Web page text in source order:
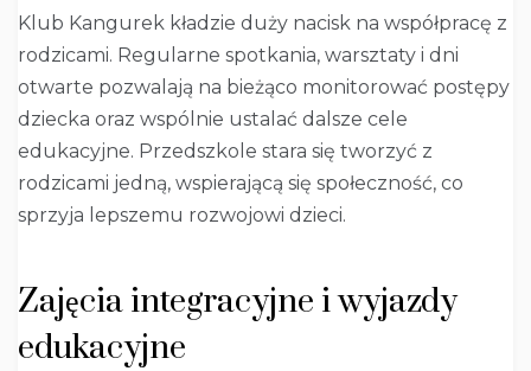
Klub Kangurek kładzie duży nacisk na współpracę z
rodzicami. Regularne spotkania, warsztaty i dni
otwarte pozwalają na bieżąco monitorować postępy
dziecka oraz wspólnie ustalać dalsze cele
edukacyjne. Przedszkole stara się tworzyć z
rodzicami jedną, wspierającą się społeczność, co
sprzyja lepszemu rozwojowi dzieci.
Zajęcia integracyjne i wyjazdy
edukacyjne